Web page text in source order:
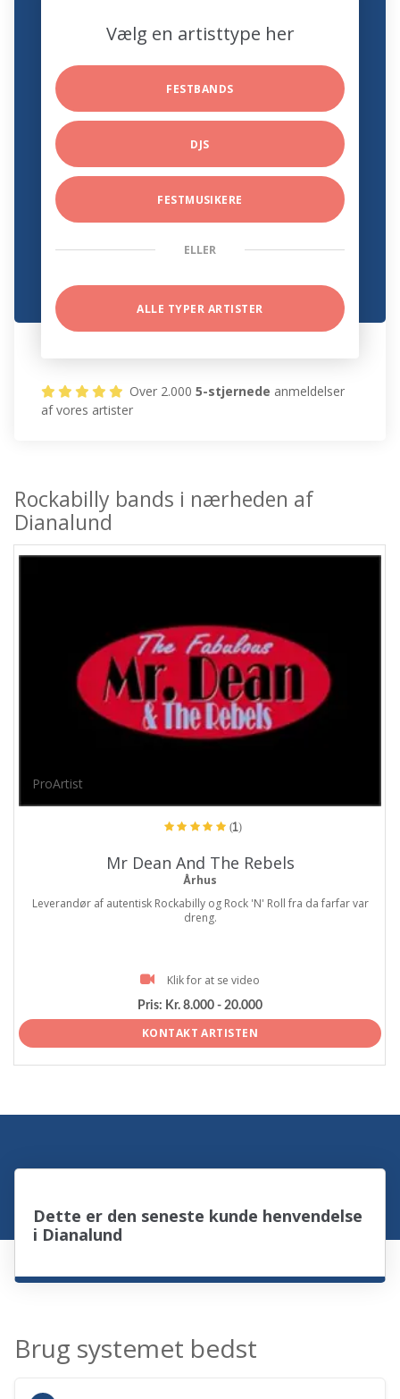
Vælg en artisttype her
FESTBANDS
DJS
FESTMUSIKERE
ELLER
ALLE TYPER ARTISTER
Over 2.0005-stjernede anmeldelser
af vores artister
Rockabilly bands i nærheden af
Dianalund
ProArtist
(1)
Mr Dean And The Rebels
Århus
Leverandør af autentisk Rockabilly og Rock 'N' Roll fra da farfar var
dreng.
Klik for at se video
Pris: Kr. 8.000 - 20.000
KONTAKT ARTISTEN
Dette er den seneste kunde henvendelse
i Dianalund
Brug systemet bedst